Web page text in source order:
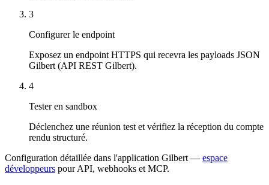
3
Configurer le endpoint
Exposez un endpoint HTTPS qui recevra les payloads JSON
Gilbert (API REST Gilbert).
4
Tester en sandbox
Déclenchez une réunion test et vérifiez la réception du compte
rendu structuré.
Configuration détaillée dans l'application Gilbert — espace
développeurs pour API, webhooks et MCP.